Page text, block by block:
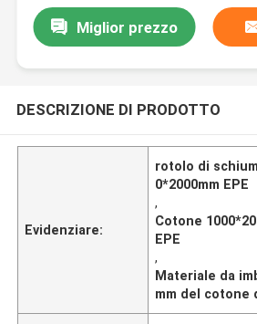
Miglior prezzo
DESCRIZIONE DI PRODOTTO
Evidenziare:
rotolo di
0*2000mm EPE
,
Cotone
EPE
,
Materiale da
mm del cotone